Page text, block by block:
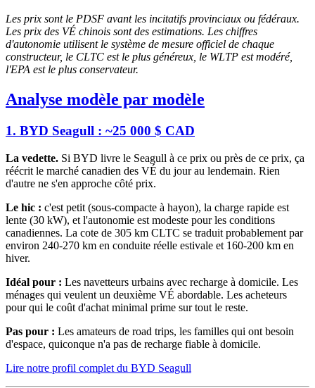
Les prix sont le PDSF avant les incitatifs provinciaux ou fédéraux.
Les prix des VÉ chinois sont des estimations. Les chiffres
d'autonomie utilisent le système de mesure officiel de chaque
constructeur, le CLTC est le plus généreux, le WLTP est modéré,
l'EPA est le plus conservateur.
Analyse modèle par modèle
1. BYD Seagull : ~25 000 $ CAD
La vedette. Si BYD livre le Seagull à ce prix ou près de ce prix, ça
réécrit le marché canadien des VÉ du jour au lendemain. Rien
d'autre ne s'en approche côté prix.
Le hic : c'est petit (sous-compacte à hayon), la charge rapide est
lente (30 kW), et l'autonomie est modeste pour les conditions
canadiennes. La cote de 305 km CLTC se traduit probablement par
environ 240-270 km en conduite réelle estivale et 160-200 km en
hiver.
Idéal pour : Les navetteurs urbains avec recharge à domicile. Les
ménages qui veulent un deuxième VÉ abordable. Les acheteurs
pour qui le coût d'achat minimal prime sur tout le reste.
Pas pour : Les amateurs de road trips, les familles qui ont besoin
d'espace, quiconque n'a pas de recharge fiable à domicile.
Lire notre profil complet du BYD Seagull